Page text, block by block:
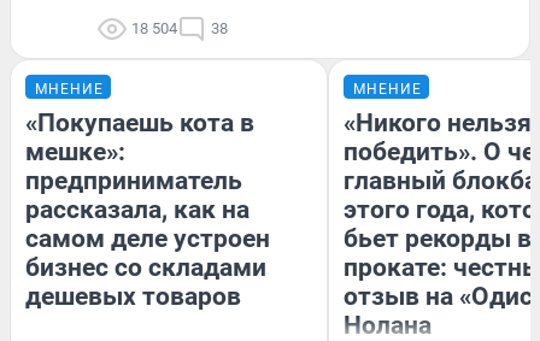
18 504 38
МНЕНИЕ
«Покупаешь кота в
мешке»:
предприниматель
рассказала, как на
самом деле устроен
бизнес со складами
дешевых товаров
МНЕНИЕ
«Никого нельзя
победить». О
главный
этого года,
бьет рекорды в
прокате:
отзыв на
Нолана